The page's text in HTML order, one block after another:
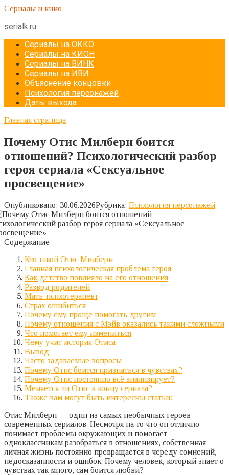
Перейти
контенту
Сериалы и кино
serialk.ru
Сериалы на ОККО
Сериалы на КИОН
Сериалы на ВИНК
Сериалы на ИВИ
Объяснение концовки
Психология персонажей
Даты выхода
Главная страница
Почему Отис Милберн боится
отношений? Психологический разбор
героя сериала «Сексуальное
просвещение»
Опубликовано: 30.06.2026Рубрика: Психология персонажей
Содержание
Кто такой Отис Милберн
Главная психологическая проблема героя
Как детство повлияло на его отношения
Развод родителей
Мать-психотерапевт
Страх ошибиться
Почему ему проще помогать другим
Почему отношения с Мэйв оказались такими сложными
Что помогает ему измениться
Чему учит история Отиса
Вывод
Часто задаваемые вопросы
Почему Отис боится признаться в чувствах?
Почему Отис постоянно всё анализирует?
Меняется ли Отис к концу сериала?
Также вам могут быть интересны статьи:
Отис Милберн — один из самых необычных героев
современных сериалов. Несмотря на то что он отлично
понимает проблемы окружающих и помогает
одноклассникам разобраться в отношениях, собственная
личная жизнь постоянно превращается в череду сомнений,
недосказанности и ошибок. Почему человек, который знает о
чувствах так много, сам боится любви?